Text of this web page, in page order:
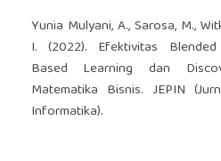
Yunia Mulyani, A., Sarosa, M.,
I. (2022). Efektivitas
Based Learning dan
Matematika Bisnis. JEPIN
Informatika).